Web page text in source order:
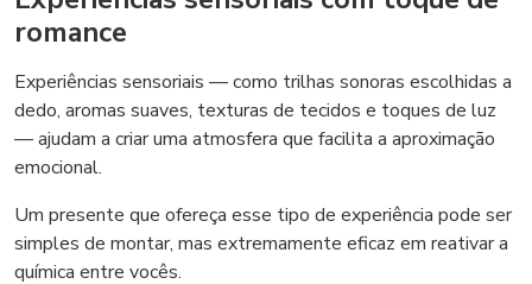
romance
Experiências sensoriais — como trilhas sonoras escolhidas a
dedo, aromas suaves, texturas de tecidos e toques de luz
— ajudam a criar uma atmosfera que facilita a aproximação
emocional.
Um presente que ofereça esse tipo de experiência pode ser
simples de montar, mas extremamente eficaz em reativar a
química entre vocês.